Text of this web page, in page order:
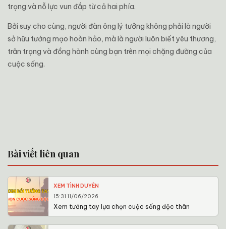
trọng và nỗ lực vun đắp từ cả hai phía.
Bởi suy cho cùng, người đàn ông lý tưởng không phải là người
sở hữu tướng mạo hoàn hảo, mà là người luôn biết yêu thương,
trân trọng và đồng hành cùng bạn trên mọi chặng đường của
cuộc sống.
Bài viết liên quan
XEM TÌNH DUYÊN
15:31 11/06/2026
Xem tướng tay lựa chọn cuộc sống độc thân